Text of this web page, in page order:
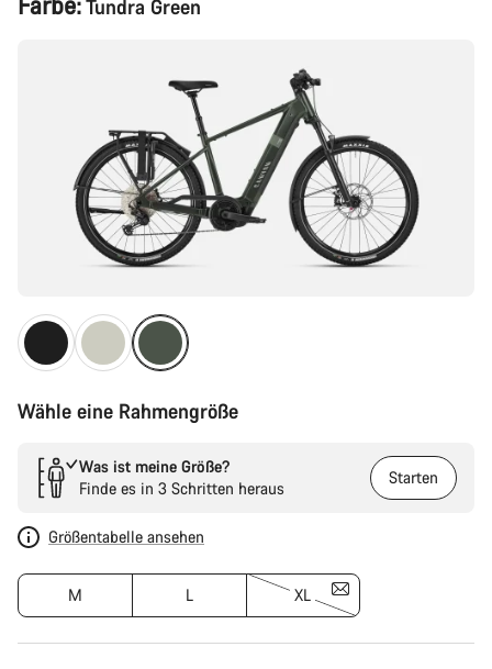
Tundra Green
Wähle eine Rahmengröße
Was ist meine Größe?
Finde es in 3 Schritten heraus
Starten
Größentabelle ansehen
M L XL